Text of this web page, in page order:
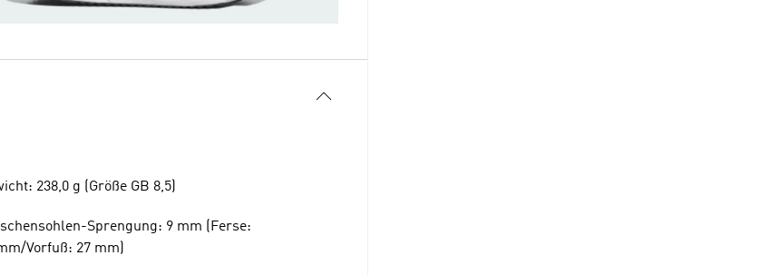
238,0 g (Größe GB 8,5)
Sprengung: 9 mm (Ferse:
Vorfuß: 27 mm)